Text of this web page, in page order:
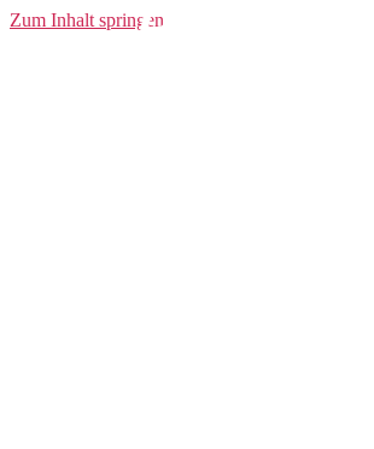
Zum Inhalt springenPro Jacket